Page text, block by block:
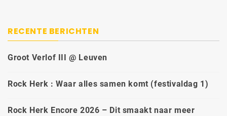
RECENTE BERICHTEN
Groot Verlof III @ Leuven
Rock Herk : Waar alles samen komt (festivaldag 1)
Rock Herk Encore 2026 – Dit smaakt naar meer